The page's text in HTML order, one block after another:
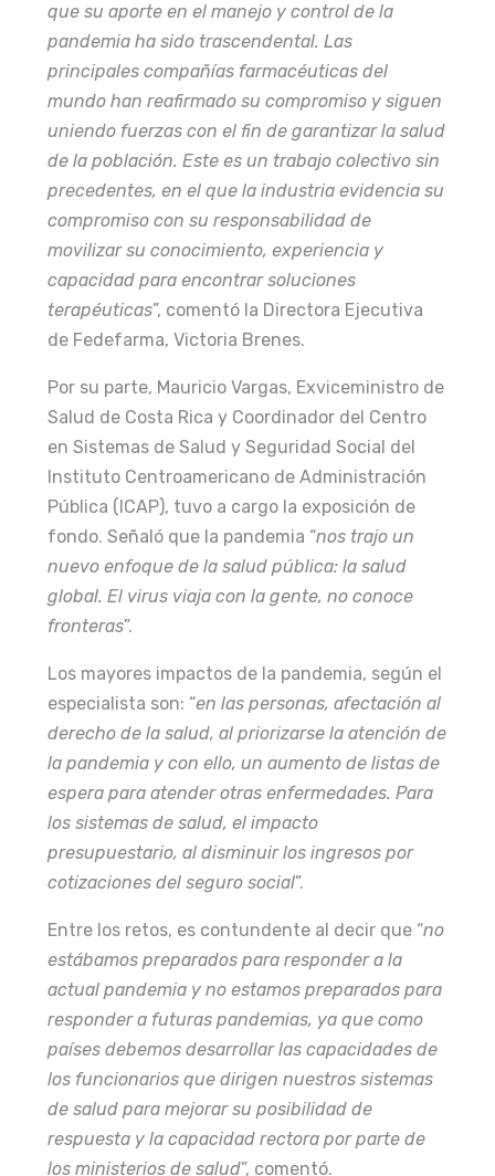
que su aporte en el manejo y control de la
pandemia ha sido trascendental. Las
principales compañías farmacéuticas del
mundo han reafirmado su compromiso y siguen
uniendo fuerzas con el fin de garantizar la salud
de la población. Este es un trabajo colectivo sin
precedentes, en el que la industria evidencia su
compromiso con su responsabilidad de
movilizar su conocimiento, experiencia y
capacidad para encontrar soluciones
terapéuticas”, comentó la Directora Ejecutiva
de Fedefarma, Victoria Brenes.
Por su parte, Mauricio Vargas, Exviceministro de
Salud de Costa Rica y Coordinador del Centro
en Sistemas de Salud y Seguridad Social del
Instituto Centroamericano de Administración
Pública (ICAP), tuvo a cargo la exposición de
fondo. Señaló que la pandemia “nos trajo un
nuevo enfoque de la salud pública: la salud
global. El virus viaja con la gente, no conoce
fronteras”.
Los mayores impactos de la pandemia, según el
especialista son: “en las personas, afectación al
derecho de la salud, al priorizarse la atención de
la pandemia y con ello, un aumento de listas de
espera para atender otras enfermedades. Para
los sistemas de salud, el impacto
presupuestario, al disminuir los ingresos por
cotizaciones del seguro social”.
Entre los retos, es contundente al decir que “no
estábamos preparados para responder a la
actual pandemia y no estamos preparados para
responder a futuras pandemias, ya que como
países debemos desarrollar las capacidades de
los funcionarios que dirigen nuestros sistemas
de salud para mejorar su posibilidad de
respuesta y la capacidad rectora por parte de
los ministerios de salud”, comentó.